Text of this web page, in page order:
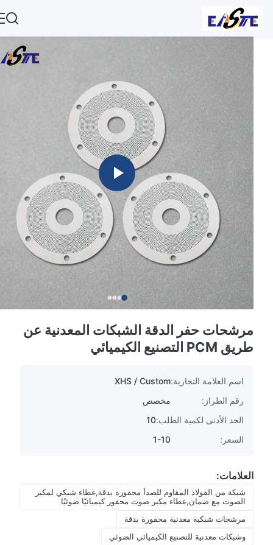
مرشحات حفر الدقة الشبكات المعدنية عن
طريق PCM التصنيع الكيميائي
اسم العلامة التجارية:XHS / Custom
رقم الطراز:
مخصص
الحد الأدنى لكمية الطلب:10
السعر:
العلامات:
شبكة من الفولاذ المقاوم للصدأ محفورة بدقة,غطاء شبكي لمكبر
الصوت مع ضمان,غطاء مكبر صوت محفور كيميائيًا ضوئيًا
مرشحات شبكية معدنية محفورة بدقة
وشبكات معدنية للتصنيع الكيميائي الضوئي